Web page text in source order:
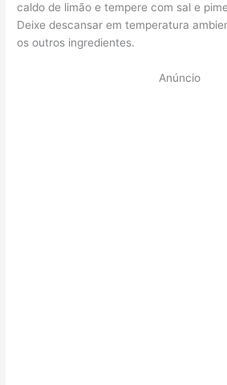
caldo de limão e tempere com sal e
Deixe descansar em temperatura
os outros ingredientes.
Anúncio